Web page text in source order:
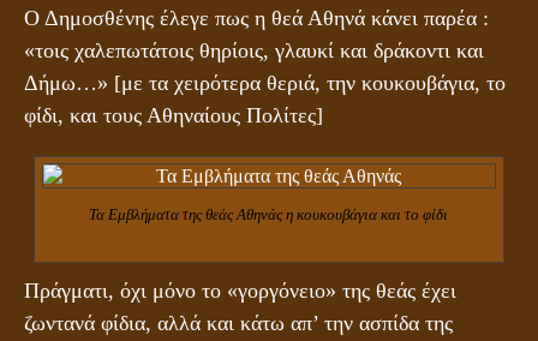
Ο Δημοσθένης έλεγε πως η θεά Αθηνά κάνει παρέα :
«τοις χαλεπωτάτοις θηρίοις, γλαυκί και δράκοντι και
Δήμω…» [με τα χειρότερα θεριά, την κουκουβάγια, το
φίδι, και τους Αθηναίους Πολίτες]
Τα Εμβλήματα της θεάς Αθηνάς η κουκουβάγια και το φίδι
Πράγματι, όχι μόνο το «γοργόνειο» της θεάς έχει
ζωντανά φίδια, αλλά και κάτω απ’ την ασπίδα της